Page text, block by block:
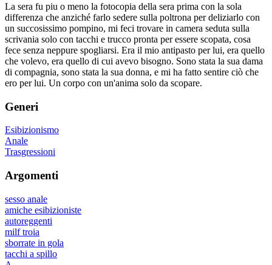
La sera fu piu o meno la fotocopia della sera prima con la sola
differenza che anziché farlo sedere sulla poltrona per deliziarlo con
un succosissimo pompino, mi feci trovare in camera seduta sulla
scrivania solo con tacchi e trucco pronta per essere scopata, cosa
fece senza neppure spogliarsi. Era il mio antipasto per lui, era quello
che volevo, era quello di cui avevo bisogno. Sono stata la sua dama
di compagnia, sono stata la sua donna, e mi ha fatto sentire ciò che
ero per lui. Un corpo con un'anima solo da scopare.
Generi
Esibizionismo
Anale
Trasgressioni
Argomenti
sesso anale
amiche esibizioniste
autoreggenti
milf troia
sborrate in gola
tacchi a spillo